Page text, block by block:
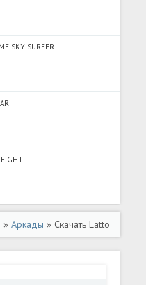
SKY SURFER
»Аркады » Скачать Latto
все) на Андроид